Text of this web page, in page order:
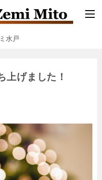
水戸
上げました！